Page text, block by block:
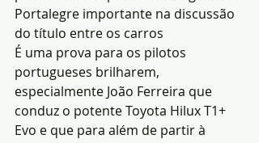
Portalegre importante na discussão
do título entre os carros
É uma prova para os pilotos
portugueses brilharem,
especialmente João Ferreira que
conduz o potente Toyota Hilux T1+
Evo e que para além de partir à